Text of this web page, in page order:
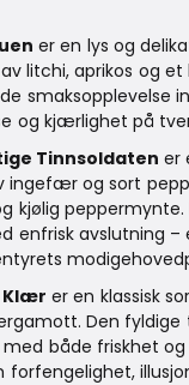
er en lys og
litchi, aprikos og
smaksopplevelse
og kjærlighet på
Tinnsoldaten er
ingefær og sort
kjølig peppermynte.
enfrisk avslutning
Klær er en klassisk
Den
både friskhet
forfengelighet,